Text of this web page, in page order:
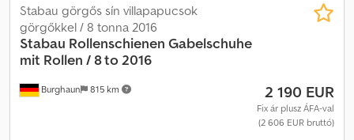
Burghaun 815 km
Stabau görgős sín villapapucsok
görgőkkel / 8 tonna 2016
Stabau Rollenschienen Gabelschuhe
mit Rollen / 8 to 2016
2 190 EUR
Fix ár plusz ÁFA-val
(2 606 EUR bruttó)